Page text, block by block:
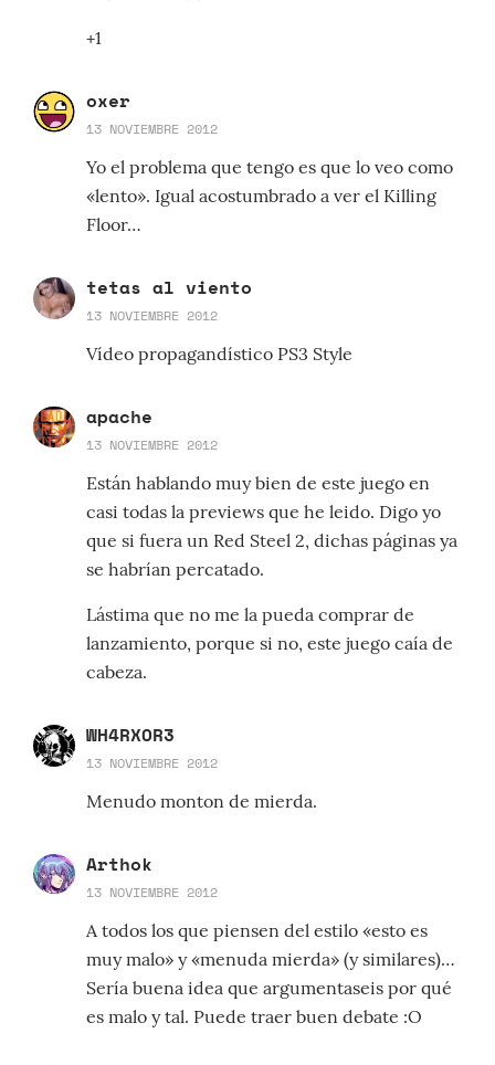
+1
oxer
13 NOVIEMBRE 2012
Yo el problema que tengo es que lo veo como
«lento». Igual acostumbrado a ver el Killing
Floor…
tetas al viento
13 NOVIEMBRE 2012
Vídeo propagandístico PS3 Style
apache
13 NOVIEMBRE 2012
Están hablando muy bien de este juego en
casi todas la previews que he leido. Digo yo
que si fuera un Red Steel 2, dichas páginas ya
se habrían percatado.
Lástima que no me la pueda comprar de
lanzamiento, porque si no, este juego caía de
cabeza.
WH4RXOR3
13 NOVIEMBRE 2012
Menudo monton de mierda.
Arthok
13 NOVIEMBRE 2012
A todos los que piensen del estilo «esto es
muy malo» y «menuda mierda» (y similares)…
Sería buena idea que argumentaseis por qué
es malo y tal. Puede traer buen debate :O